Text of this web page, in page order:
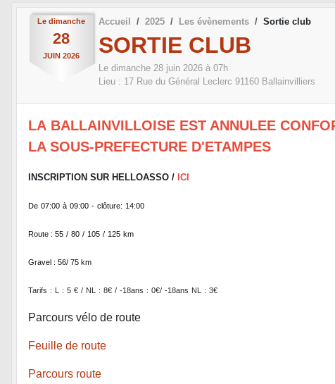
Le dimanche
28
JUIN 2026
Accueil 2025 Les évènements Sortie club
SORTIE CLUB
Le dimanche 28 juin 2026 à 07h
Lieu : 17 Rue du Général Leclerc 91160 Ballainvilliers
LA BALLAINVILLOISE EST ANNULEE
LA SOUS-PREFECTURE D'ETAMPES
INSCRIPTION SUR HELLOASSO / ICI
De 07:00 à 09:00 - clôture: 14:00
Route : 55 / 80 / 105 / 125 km
Gravel : 56/ 75 km
Tarifs : : 5 € / NL : 8€ / -18ans : 0€/ -18ans NL : 3€
Parcours vélo de route
Feuille de route
Parcours route